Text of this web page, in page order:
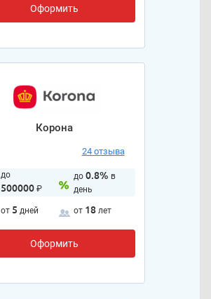
Оформить
Корона
24 отзыва
до
500000₽
до 0.8% в
день
от 5 дней от 18 лет
Оформить